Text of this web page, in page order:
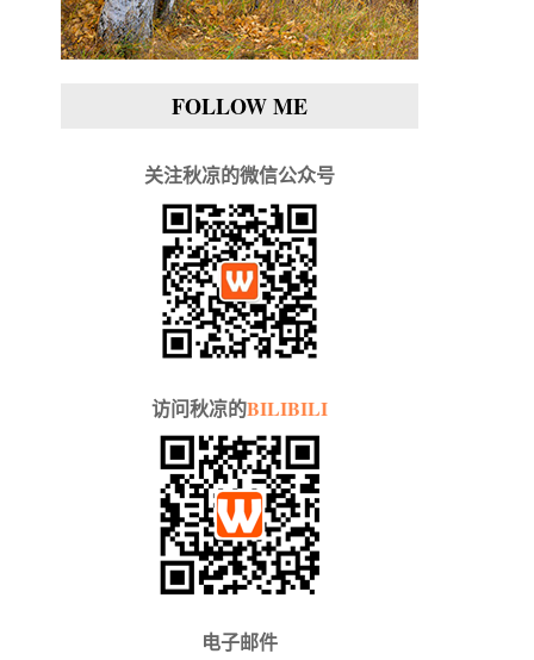
FOLLOW ME
关注秋凉的微信公众号
访问秋凉的BILIBILI
电子邮件